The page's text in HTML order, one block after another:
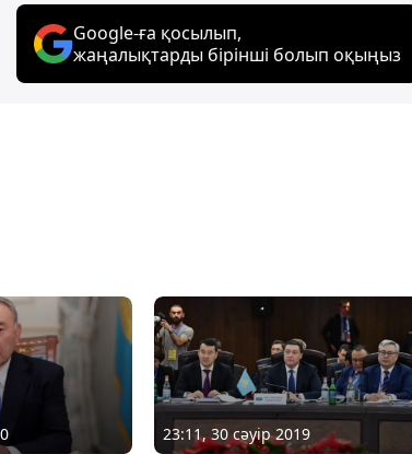
Google-ға қосылып,
жаңалықтарды бірінші болып оқыңыз
23:11, 30 сәуір 2019